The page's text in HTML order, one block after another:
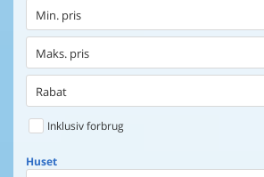
Min. pris
Maks. pris
Rabat
Inklusiv forbrug
Huset